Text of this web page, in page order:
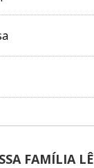
FAMÍLIA LÊ